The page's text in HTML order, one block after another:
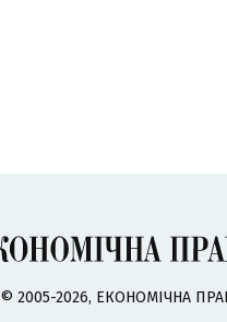
© 2005-2026, ЕКОНОМІЧНА